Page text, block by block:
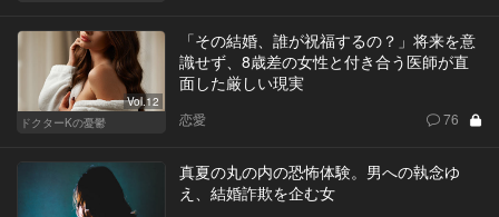
Vol.12
ドクターKの憂鬱
「その結婚、誰が祝福するの？」将来を意
識せず、8歳差の女性と付き合う医師が直
面した厳しい現実
恋愛 76
真夏の丸の内の恐怖体験。男への執念ゆ
え、結婚詐欺を企む女